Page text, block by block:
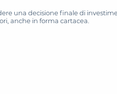
una decisione finale di
anche in forma cartacea.